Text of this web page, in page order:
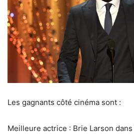
Les gagnants côté cinéma sont :
Meilleure actrice : Brie Larson dans